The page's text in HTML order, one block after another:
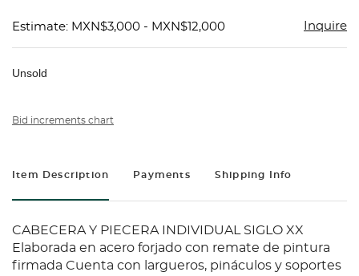
Estimate: MXN$3,000 - MXN$12,000 Inquire
Unsold
Bid increments chart
Item Description Payments Shipping Info
CABECERA Y PIECERA INDIVIDUAL SIGLO XX
Elaborada en acero forjado con remate de pintura
firmada Cuenta con largueros, pináculos y soportes